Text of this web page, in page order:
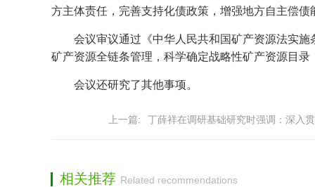
方主体责任，完善支持化债政策，增强地方自主偿
会议审议通过《中华人民共和国矿产资源法实
矿产资源全链条管理，科学确定战略性矿产资源目
会议还研究了其他事项。
上一篇: 丁薛祥在调研基础研究时强调：深入
相关推荐 Related recommendations